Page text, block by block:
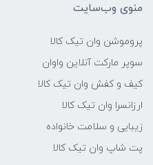
منوی وب‌سایت
پروموشن وان تیک کالا
سوپر مارکت آنلاین واوان
کیف و کفش وان تیک کالا
ارزانسرا وان تیک کالا
زیبایی و سلامت خانواده
پت شاپ وان تیک کالا